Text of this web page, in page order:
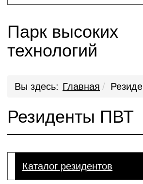
Парк высоких
технологий
Вы здесь: Главная
Резиденты ПВТ
Каталог резидентов